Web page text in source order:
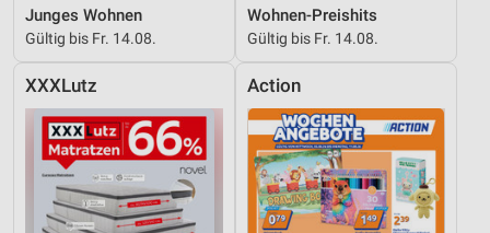
Junges Wohnen
Gültig bis Fr. 14.08.
Wohnen-Preishits
Gültig bis Fr. 14.08.
XXXLutz Action